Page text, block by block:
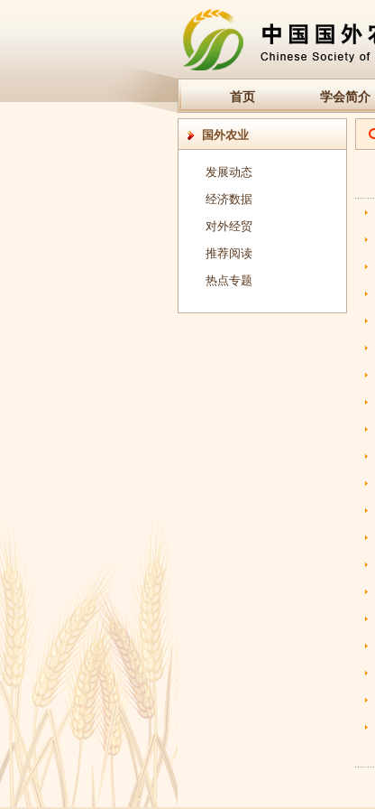
首页 学会简介
国外农业
发展动态
经济数据
对外经贸
推荐阅读
热点专题